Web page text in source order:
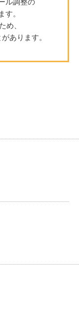
す。
め、
あります。